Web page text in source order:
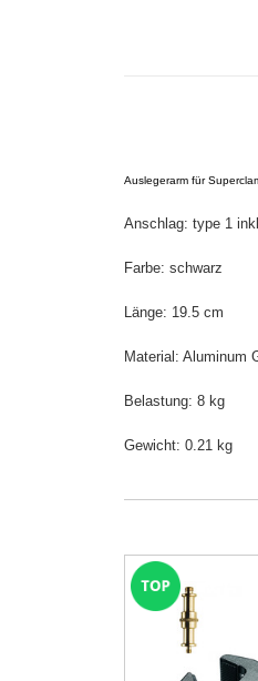
Auslegerarm für
Anschlag: type 1
Farbe: schwarz
Länge: 19.5 cm
Material: Aluminum
Belastung: 8 kg
Gewicht: 0.21 kg